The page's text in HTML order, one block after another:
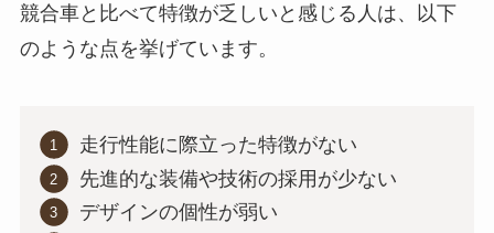
競合車と比べて特徴が乏しいと感じる人は、以下
のような点を挙げています。
走行性能に際立った特徴がない
先進的な装備や技術の採用が少ない
デザインの個性が弱い